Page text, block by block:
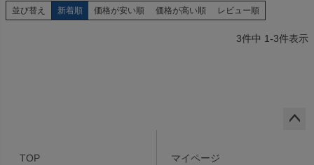
並び替え 新着順 価格が安い順 価格が高い順 レビュー順
3件中 1-3件表示
TOP マイページ